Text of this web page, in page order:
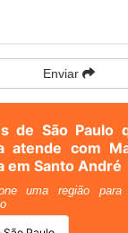
Enviar
de São Paulo
atende com
em Santo André
uma região